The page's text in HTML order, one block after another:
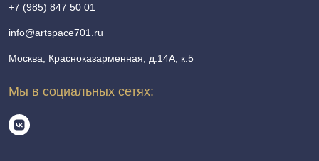
+7 (985) 847 50 01
info@artspace701.ru
Москва, Красноказарменная, д.14А, к.5
Мы в социальных сетях: